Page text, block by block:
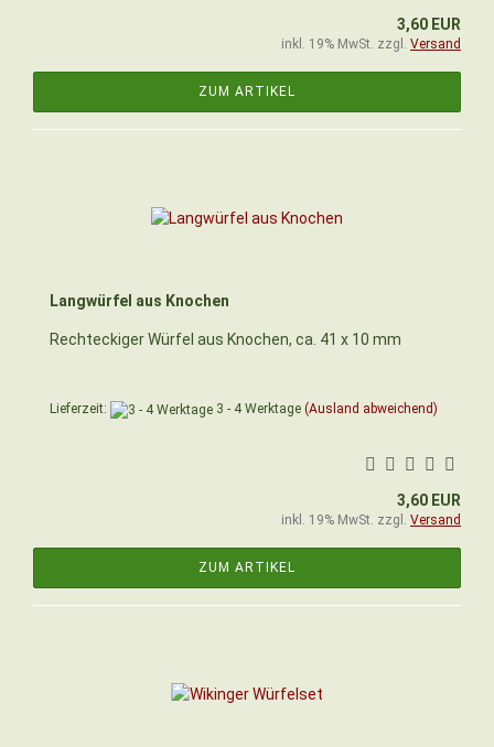
3,60 EUR
inkl. 19% MwSt. zzgl. Versand
ZUM ARTIKEL
Langwürfel aus Knochen
Rechteckiger Würfel aus Knochen, ca. 41 x 10 mm
Lieferzeit: 3 - 4 Werktage (Ausland abweichend)
3,60 EUR
inkl. 19% MwSt. zzgl. Versand
ZUM ARTIKEL